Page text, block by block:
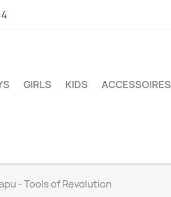
GIRLS KIDS ACCESSOIRES
- Tools of Revolution